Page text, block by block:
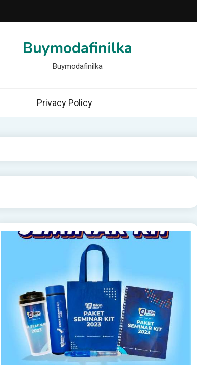
Buymodafinilka
Buymodafinilka
Privacy Policy